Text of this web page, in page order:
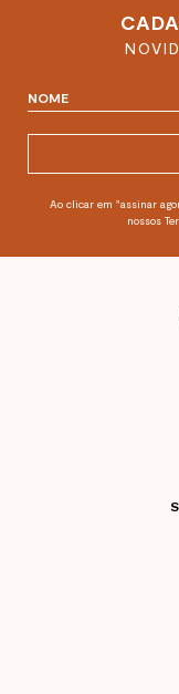
Ao clicar em "assinar
nossos